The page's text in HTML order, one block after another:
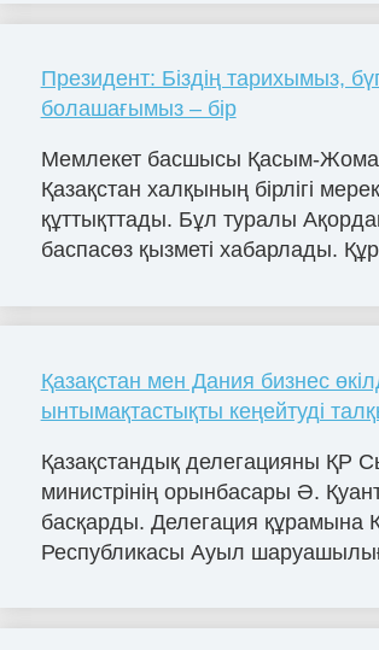
Президент: Біздің тарихымыз,
болашағымыз – бір
Мемлекет басшысы Қасым-
Қазақстан халқының бірлігі
құттықттады. Бұл туралы
баспасөз қызметі хабарлады.
Қазақстан мен Дания бизнес
ынтымақтастықты кеңейтуді
Қазақстандық делегацияны ҚР
министрінің орынбасары Ә.
басқарды. Делегация құрамына
Республикасы Ауыл